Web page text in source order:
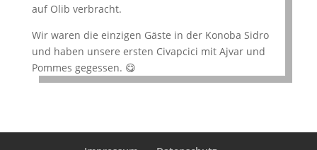
auf Olib verbracht.
Wir waren die einzigen Gäste in der Konoba Sidro
und haben unsere ersten Civapcici mit Ajvar und
Pommes gegessen. 😋